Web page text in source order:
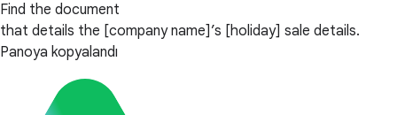
Find the document
that details the [company name]’s [holiday] sale details.
Panoya kopyalandı